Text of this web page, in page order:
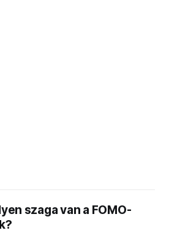
szaga van a FOMO-